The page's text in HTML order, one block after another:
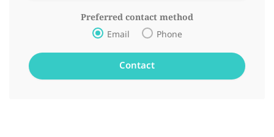
Preferred contact method
Email Phone